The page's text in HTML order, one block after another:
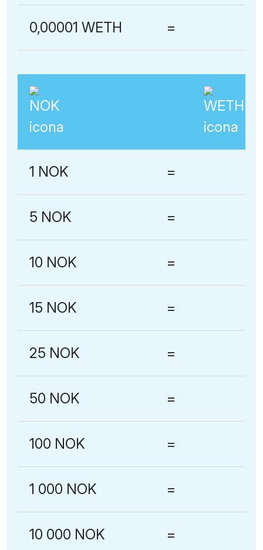
0,00001 WETH =
1 NOK =
5 NOK =
10 NOK =
15 NOK =
25 NOK =
50 NOK =
100 NOK =
1 000 NOK =
10 000 NOK =